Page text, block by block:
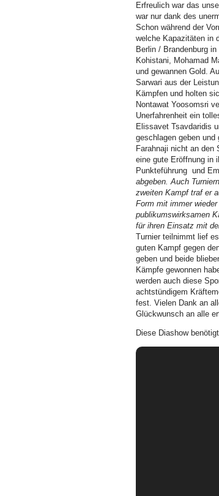
Erfreulich war das
war nur dank des
Schon während der
welche Kapazitäten in
Berlin / Brandenburg
Kohistani, Mohamad
und gewannen Gold.
Sarwari aus der
Kämpfen und holten
Nontawat Yoosomsri
Unerfahrenheit ein
Elissavet Tsavdaridis
geschlagen geben
Farahnaji nicht an den
eine gute Eröffnung in
Punkteführung und
abgeben. Auch
zweiten Kampf traf er
Form mit immer
publikumswirksamen
für ihren Einsatz mit
Turnier teilnimmt lief
guten Kampf gegen
geben und beide
Kämpfe gewonnen
werden auch diese
achtstündigem
fest. Vielen Dank an
Glückwunsch an alle
Diese Diashow